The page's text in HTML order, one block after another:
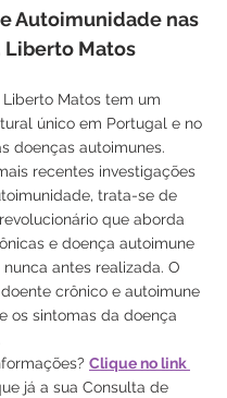
Autoimunidade nas
Liberto Matos
Liberto Matos tem um
único em Portugal e no
doenças autoimunes.
recentes investigações
trata-se de
que aborda
e doença autoimune
antes realizada. O
crônico e autoimune
os sintomas da doença
Clique no link
já a sua Consulta de